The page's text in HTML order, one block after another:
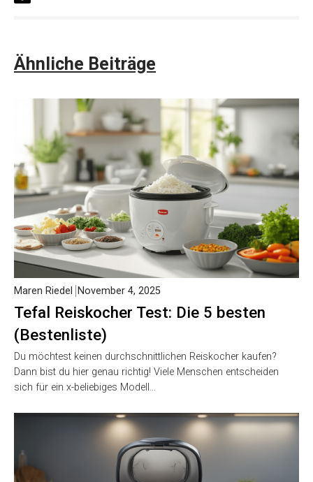
Ähnliche Beiträge
Tefal Reiskocher Test: Die 5 besten
(Bestenliste)
Maren Riedel November 4, 2025
Du möchtest keinen durchschnittlichen Reiskocher kaufen?
Dann bist du hier genau richtig! Viele Menschen entscheiden
sich für ein x-beliebiges Modell…